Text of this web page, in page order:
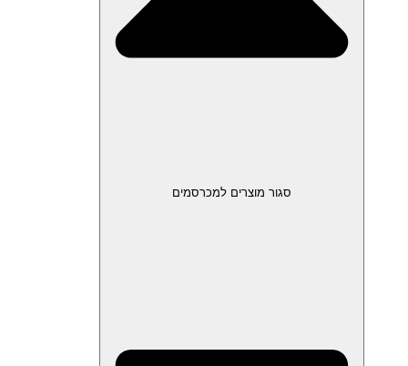
סגור מוצרים למכרסמים